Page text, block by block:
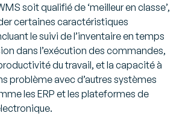
soit qualifié de ‘meilleur en classe’,
certaines caractéristiques
le suivi de l’inventaire en temps
dans l’exécution des commandes,
du travail, et la capacité à
problème avec d’autres systèmes
les ERP et les plateformes de